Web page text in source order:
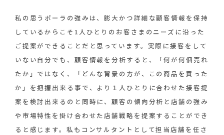
私の思うポーラの強みは、膨大かつ詳細な顧客情報を保持
しているからこそ1人ひとりのお客さまのニーズに沿った
ご提案ができることだと思っています。実際に接客をして
いない自分でも、顧客情報を分析すると、「何が何個売れ
たか」ではなく、「どんな背景の方が、この商品を買った
か」を把握出来る事で、より１人ひとりに合わせた接客提
案を検討出来るのと同時に、顧客の傾向分析と店舗の強み
や市場特性を掛け合わせた店舗戦略を提案することができ
ると感じます。私もコンサルタントとして担当店舗を任さ